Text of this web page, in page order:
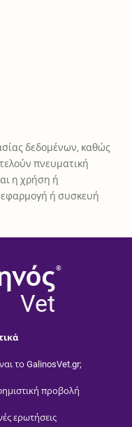
δεδομένων, καθώς
πνευματική
η χρήση ή
ή συσκευή
®
Vet
το GalinosVet.gr;
προβολή
ερωτήσεις